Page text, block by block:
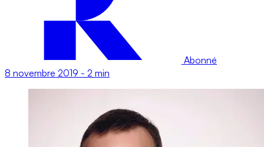
Abonné
8 novembre 2019 - 2 min